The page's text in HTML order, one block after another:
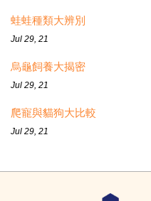
蛙蛙種類大辨別
Jul 29, 21
烏龜飼養大揭密
Jul 29, 21
爬寵與貓狗大比較
Jul 29, 21